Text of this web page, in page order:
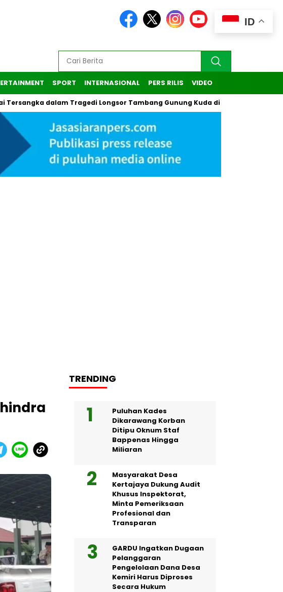
SPORT INTERNASIONAL PERS RILIS VIDEO
dalam Tragedi Longsor Tambang Gunung Kuda di Cirebon
TRENDING
Puluhan Kades
Dikarawang Korban
Ditipu Oknum Staf
Bappenas Hingga
Miliaran
Masyarakat Desa
Kertajaya Dukung Audit
Khusus Inspektorat,
Minta Pemeriksaan
Profesional dan
Transparan
GARDU Ingatkan Dugaan
Pelanggaran
Pengelolaan Dana Desa
Kemiri Harus Diproses
Secara Hukum
ID